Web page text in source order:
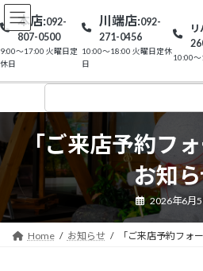
コ
ン
ン
ツ
へ
プ
ナ
ビ
ー
シ
ョ
動
本店:092-
807-0500
9:00〜17:00 火曜日定
休日
川端店:092-
271-0456
10:00〜18:00 火曜日定休
日
リ
10:00
「ご来店予約フ
お知
2026年6月
Home お知らせ 「ご来店予約フォ